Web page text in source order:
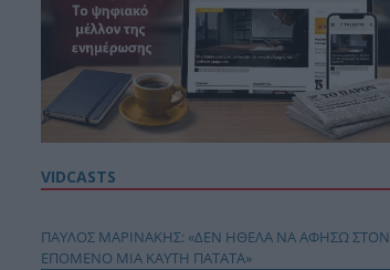
VIDCASTS
ΠΑΥΛΟΣ ΜΑΡΙΝΑΚΗΣ: «ΔΕΝ ΗΘΕΛΑ ΝΑ ΑΦΗΣΩ ΣΤΟΝ
ΕΠΟΜΕΝΟ ΜΙΑ ΚΑΥΤΗ ΠΑΤΑΤΑ»